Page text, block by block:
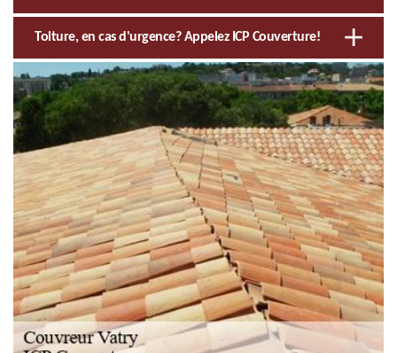
Toiture, en cas d'urgence? Appelez ICP Couverture!